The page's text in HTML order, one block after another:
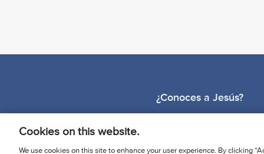
¿Conoces a Jesús?
Cookies on this website.
We use cookies on this site to enhance your user experience. By clicking